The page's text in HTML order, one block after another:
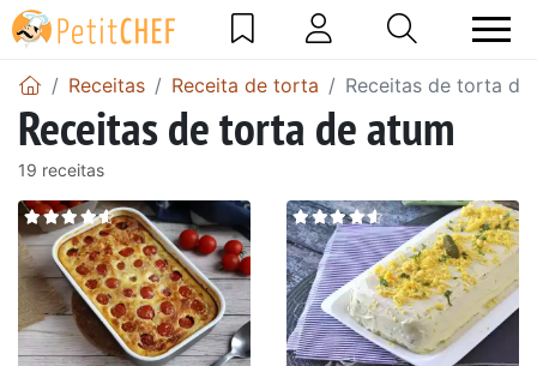
Receitas Receita de torta Receitas de torta de
Receitas de torta de atum
19 receitas